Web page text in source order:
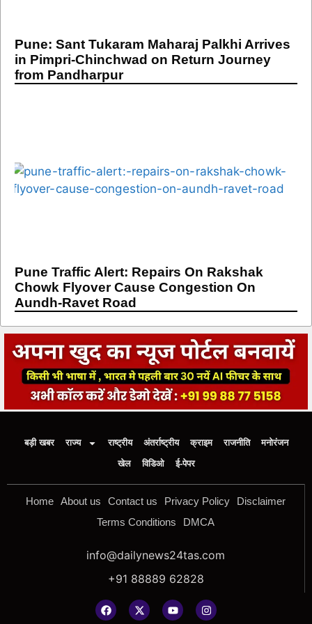
Pune: Sant Tukaram Maharaj Palkhi Arrives
in Pimpri-Chinchwad on Return Journey
from Pandharpur
Pune Traffic Alert: Repairs On Rakshak
Chowk Flyover Cause Congestion On
Aundh-Ravet Road
बड़ी खबर राज्य राष्ट्रीय अंतर्राष्ट्रीय क्राइम राजनीति
मनोरंजन
खेल
विडिओ ई-पेपर
Home About us Contact us Privacy Policy
Disclaimer
Terms Conditions
DMCA
info@dailynews24tas.com
+91 88889 62828